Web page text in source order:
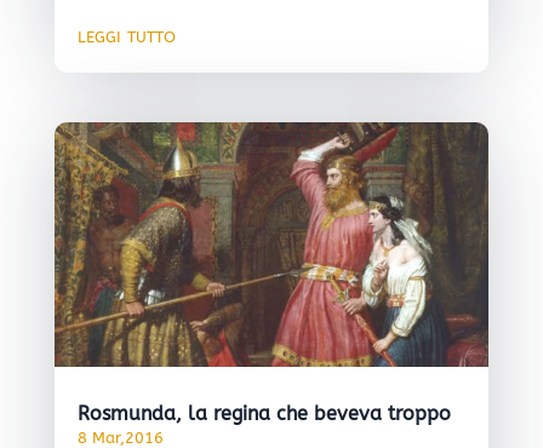
leggi tutto
Rosmunda, la regina che beveva troppo
8 Mar,2016